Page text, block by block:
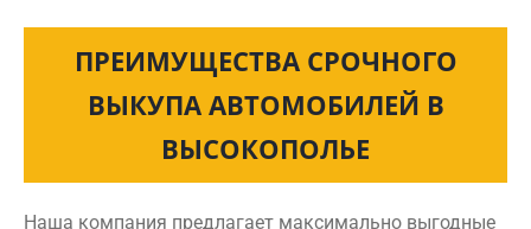
ПРЕИМУЩЕСТВА СРОЧНОГО
ВЫКУПА АВТОМОБИЛЕЙ В
ВЫСОКОПОЛЬЕ
Наша компания предлагает максимально выгодные